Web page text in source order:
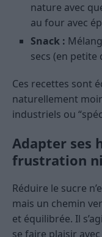
nature avec
au four avec
Snack :
secs (en petite
Ces recettes sont
naturellement
industriels ou
Adapter ses
frustration
Réduire le sucre
mais un chemin
et équilibrée. Il
se faire plaisir